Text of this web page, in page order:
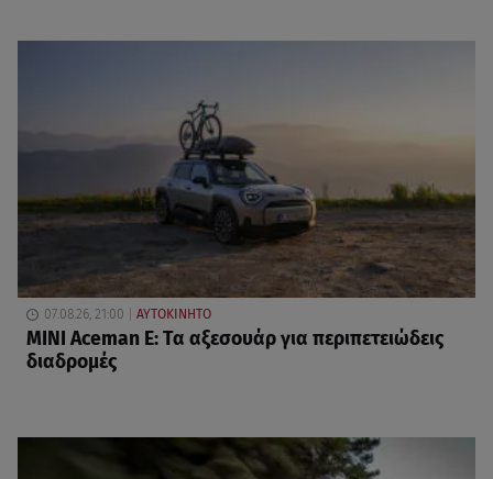
07.08.26, 21:00 ΑΥΤΟΚΙΝΗΤΟ
MINI Aceman E: Τα αξεσουάρ για περιπετειώδεις
διαδρομές